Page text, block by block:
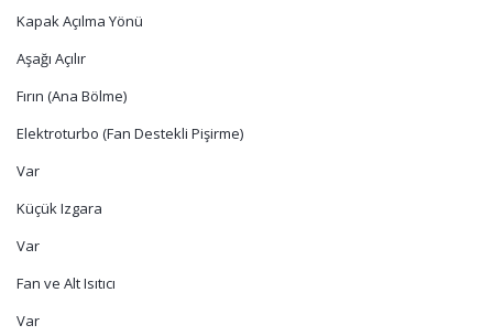
Kapak Açılma Yönü
Aşağı Açılır
Fırın (Ana Bölme)
Elektroturbo (Fan Destekli Pişirme)
Var
Küçük Izgara
Var
Fan ve Alt Isıtıcı
Var